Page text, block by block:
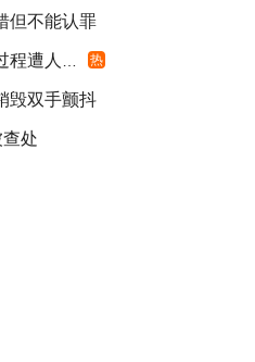
但不能认罪
人利用 热
毁双手颤抖
查处